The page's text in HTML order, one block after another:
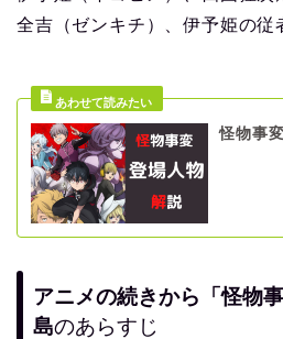
全吉（ゼンキチ）、伊予姫の従
怪物事
アニメの続きから「怪物
島のあらすじ